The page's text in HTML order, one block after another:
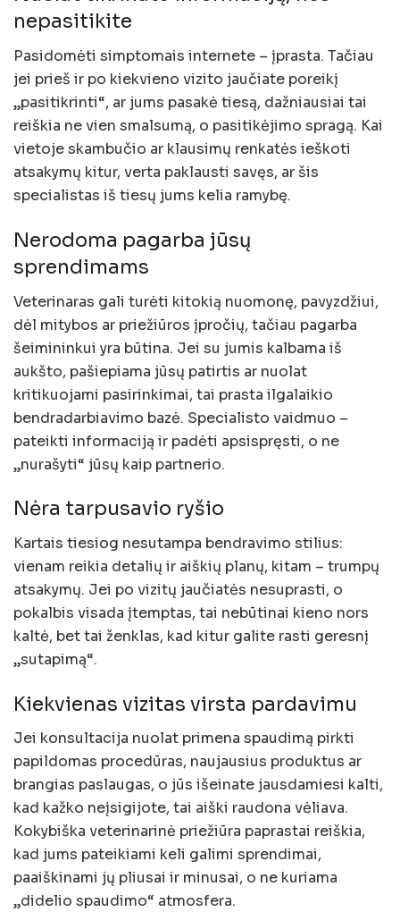
nepasitikite
Pasidomėti simptomais internete – įprasta. Tačiau
jei prieš ir po kiekvieno vizito jaučiate poreikį
„pasitikrinti“, ar jums pasakė tiesą, dažniausiai tai
reiškia ne vien smalsumą, o pasitikėjimo spragą. Kai
vietoje skambučio ar klausimų renkatės ieškoti
atsakymų kitur, verta paklausti savęs, ar šis
specialistas iš tiesų jums kelia ramybę.
Nerodoma pagarba jūsų
sprendimams
Veterinaras gali turėti kitokią nuomonę, pavyzdžiui,
dėl mitybos ar priežiūros įpročių, tačiau pagarba
šeimininkui yra būtina. Jei su jumis kalbama iš
aukšto, pašiepiama jūsų patirtis ar nuolat
kritikuojami pasirinkimai, tai prasta ilgalaikio
bendradarbiavimo bazė. Specialisto vaidmuo –
pateikti informaciją ir padėti apsispręsti, o ne
„nurašyti“ jūsų kaip partnerio.
Nėra tarpusavio ryšio
Kartais tiesiog nesutampa bendravimo stilius:
vienam reikia detalių ir aiškių planų, kitam – trumpų
atsakymų. Jei po vizitų jaučiatės nesuprasti, o
pokalbis visada įtemptas, tai nebūtinai kieno nors
kaltė, bet tai ženklas, kad kitur galite rasti geresnį
„sutapimą“.
Kiekvienas vizitas virsta pardavimu
Jei konsultacija nuolat primena spaudimą pirkti
papildomas procedūras, naujausius produktus ar
brangias paslaugas, o jūs išeinate jausdamiesi kalti,
kad kažko neįsigijote, tai aiški raudona vėliava.
Kokybiška veterinarinė priežiūra paprastai reiškia,
kad jums pateikiami keli galimi sprendimai,
paaiškinami jų pliusai ir minusai, o ne kuriama
„didelio spaudimo“ atmosfera.